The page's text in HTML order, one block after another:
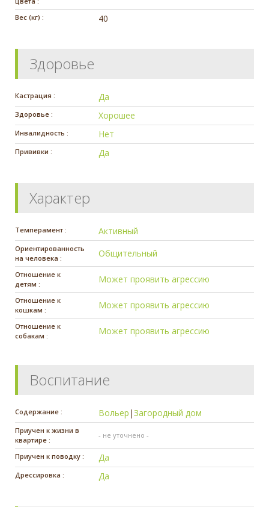
Вес (кг) : 40
Здоровье
Кастрация : Да
Здоровье : Хорошее
Инвалидность : Нет
Прививки : Да
Характер
Темперамент : Активный
Ориентированность
на человека :
Общительный
Отношение к
детям :
Может проявить агрессию
Отношение к
кошкам :
Может проявить агрессию
Отношение к
собакам :
Может проявить агрессию
Воспитание
Содержание : Вольер |Загородный дом
Приучен к жизни в
квартире :
- не уточнено -
Приучен к поводку : Да
Дрессировка : Да